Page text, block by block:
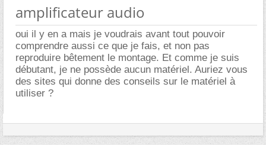
amplificateur audio
oui il y en a mais je voudrais avant tout pouvoir
comprendre aussi ce que je fais, et non pas
reproduire bêtement le montage. Et comme je suis
débutant, je ne possède aucun matériel. Auriez vous
des sites qui donne des conseils sur le matériel à
utiliser ?